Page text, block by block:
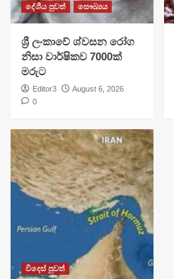
දේශීය පුවත් සෞඛ්‍යය
ශ්‍රී ලංකාවේ ශ්වසන රෝග
නිසා වාර්ෂිකව 7000ක්
මරුට
Editor3
August 6, 2026
0
විදෙස් පුවත්